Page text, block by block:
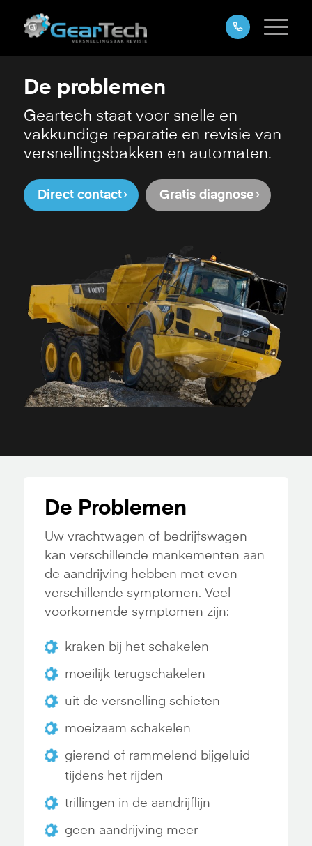
De problemen
Geartech staat voor snelle en
vakkundige reparatie en revisie van
versnellingsbakken en automaten.
Direct contact Gratis diagnose
De Problemen
Uw vrachtwagen of bedrijfswagen
kan verschillende mankementen aan
de aandrijving hebben met even
verschillende symptomen. Veel
voorkomende symptomen zijn:
kraken bij het schakelen
moeilijk terugschakelen
uit de versnelling schieten
moeizaam schakelen
gierend of rammelend bijgeluid
tijdens het rijden
trillingen in de aandrijflijn
geen aandrijving meer